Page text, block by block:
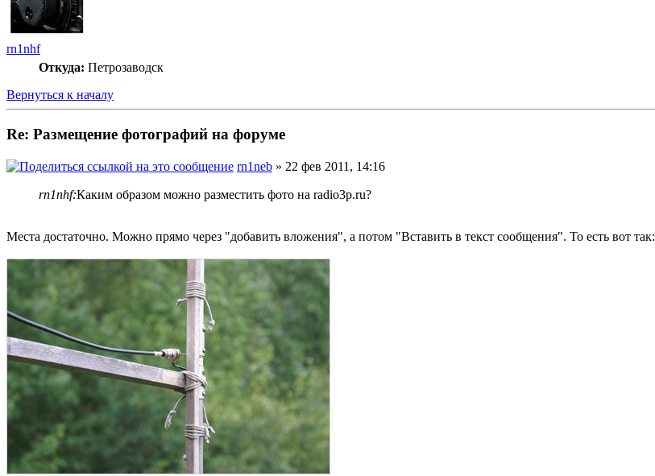
rn1nhf
Откуда: Петрозаводск
Вернуться к началу
Re: Размещение фотографий на форуме
rn1neb » 22 фев 2011, 14:16
rn1nhf:Каким образом можно разместить фото на radio3p.ru?
Места достаточно. Можно прямо через "добавить вложения", а потом "Вставить в текст сообщения". То есть вот так: